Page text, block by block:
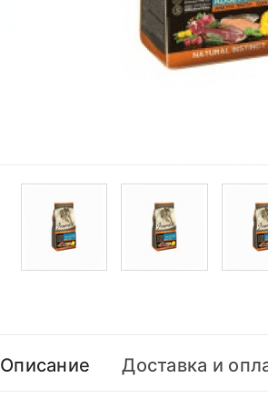
Описание Доставка и